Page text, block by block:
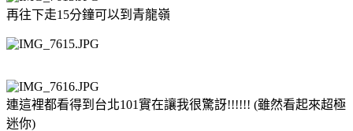
再往下走15分鐘可以到青龍嶺
連這裡都看得到台北101實在讓我很驚訝!!!!!! (雖然看起來超極
迷你)